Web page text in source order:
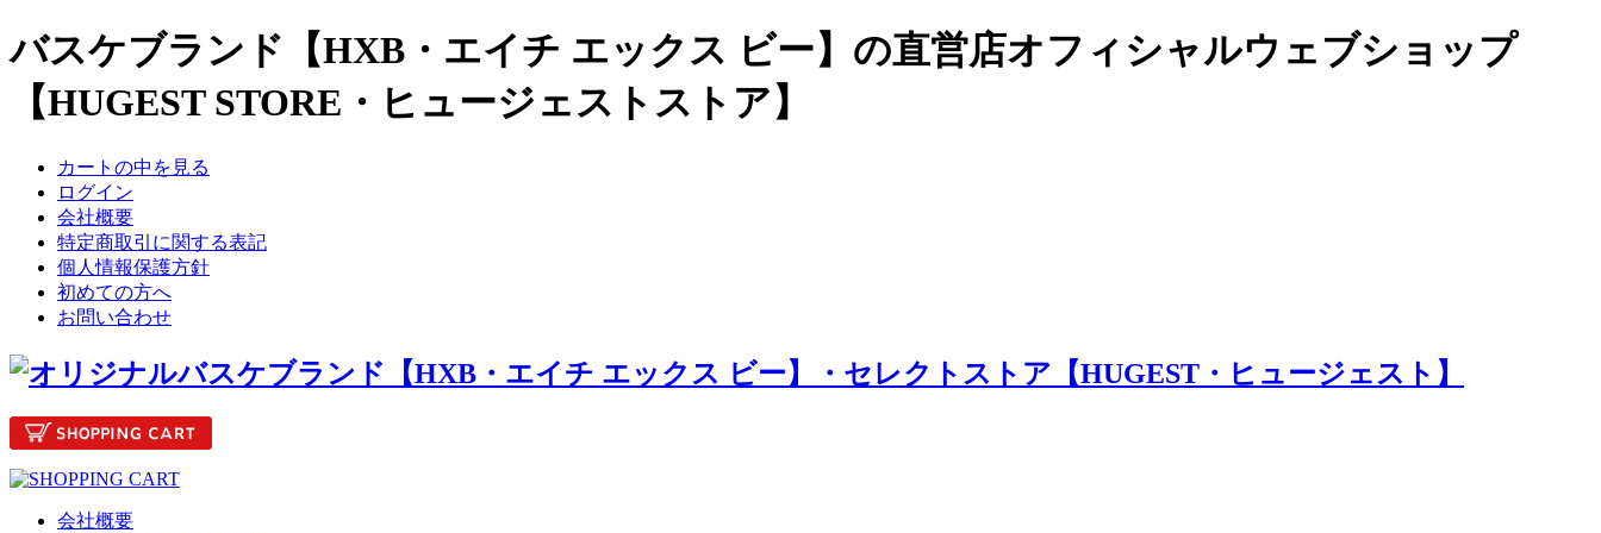
バスケブランド【HXB・エイチ エックス ビー】の直営店オフィシャルウェブショップ
【HUGEST STORE・ヒュージェストストア】
カートの中を見る
ログイン
会社概要
特定商取引に関する表記
個人情報保護方針
初めての方へ
お問い合わせ
会社概要